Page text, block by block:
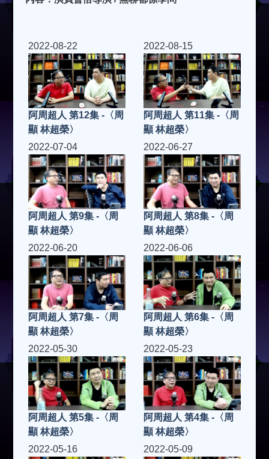
2022-08-22
阿周超人 第12集 -〈周
顯 林超榮〉
2022-08-15
阿周超人 第11集 -〈周
顯 林超榮〉
2022-07-04
阿周超人 第9集 -〈周
顯 林超榮〉
2022-06-27
阿周超人 第8集 -〈周
顯 林超榮〉
2022-06-20
阿周超人 第7集 -〈周
顯 林超榮〉
2022-06-06
阿周超人 第6集 -〈周
顯 林超榮〉
2022-05-30
阿周超人 第5集 -〈周
顯 林超榮〉
2022-05-23
阿周超人 第4集 -〈周
顯 林超榮〉
2022-05-16
2022-05-09